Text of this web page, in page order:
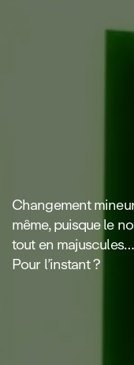
Changement
même, puisque le
tout en
Pour l’instant ?